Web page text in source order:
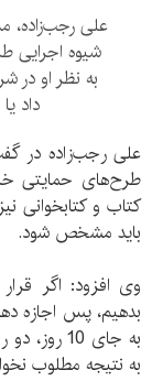
علی رجب‌زاده،
شیوه اجرایی
به نظر او در
داد
علی رجب‌زاده در
طرح‌های حمایتی
کتاب و کتابخوانی
باید مشخص شود.
وی افزود: اگر
بدهیم، پس اجازه
به جای 10
به نتیجه مطلوب